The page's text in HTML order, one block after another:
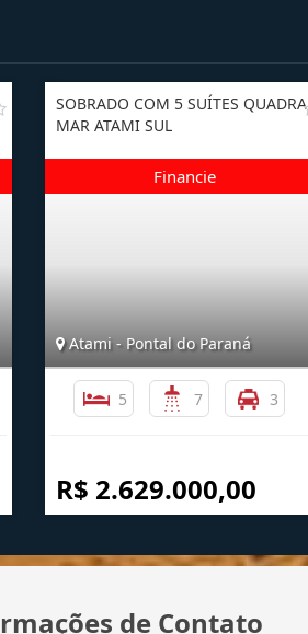
SOBRADO COM 5 SUÍTES QUADRA
MAR ATAMI SUL
Atami - Pontal do Paraná
5 7 3
R$ 2.629.000,00